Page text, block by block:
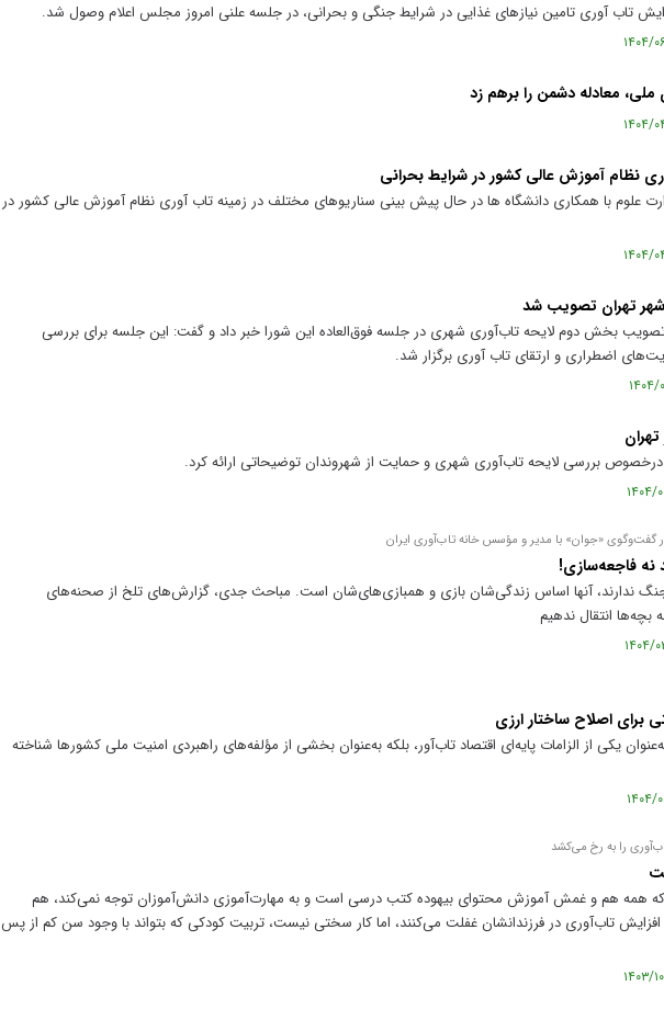
تاب آوری تامین نیازهای غذایی در شرایط جنگی و بحرانی، در جلسه علنی امروز مجلس اعلام وصول شد.
معادله دشمن را برهم زد
نظام آموزش عالی کشور در شرایط بحرانی
علوم با همکاری دانشگاه ها در حال پیش بینی سناریوهای مختلف در زمینه تاب آوری نظام آموزش عالی کشور در
تهران تصویب شد
بخش دوم لایحه تاب‌آوری شهری در جلسه فوق‌العاده این شورا خبر داد و گفت: این جلسه برای بررسی
اضطراری و ارتقای تاب‌ آوری برگزار شد.
بررسی لایحه تاب‌آوری شهری و حمایت از شهروندان توضیحاتی ارائه کرد.
«جوان» با مدیر و مؤسس خانه تاب‌آوری ایران
نه فاجعه‌سازی!
ندارند، آنها اساس زندگی‌شان بازی و همبازی‌های‌شان است. مباحث جدی، گزارش‌های تلخ از صحنه‌های
بچه‌ها انتقال ندهیم
برای اصلاح ساختار ارزی
یکی از الزامات پایه‌ای اقتصاد تاب‌آور، بلکه به‌عنوان بخشی از مؤلفه‌های راهبردی امنیت ملی کشور‌ها شناخته
را به رخ می‌کشد
همه هم و غمش آموزش محتوای بیهوده کتب درسی است و به مهارت‌آموزی دانش‌آموزان توجه نمی‌کند، هم
تاب‌آوری در فرزندانشان غفلت می‌کنند، اما کار سختی نیست، تربیت کودکی که بتواند با وجود سن کم از پس